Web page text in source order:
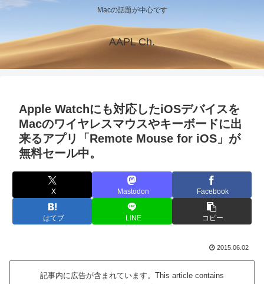
Macの話題が中心です
AAPL Ch.
Apple Watchにも対応したiOSデバイスを
Macのワイヤレスマウスやキーボードに出
来るアプリ「Remote Mouse for iOS」が
無料セール中。
X Mastodon Facebook
はてブ LINE コピー
2015.06.02
記事内に広告が含まれています。This article contains